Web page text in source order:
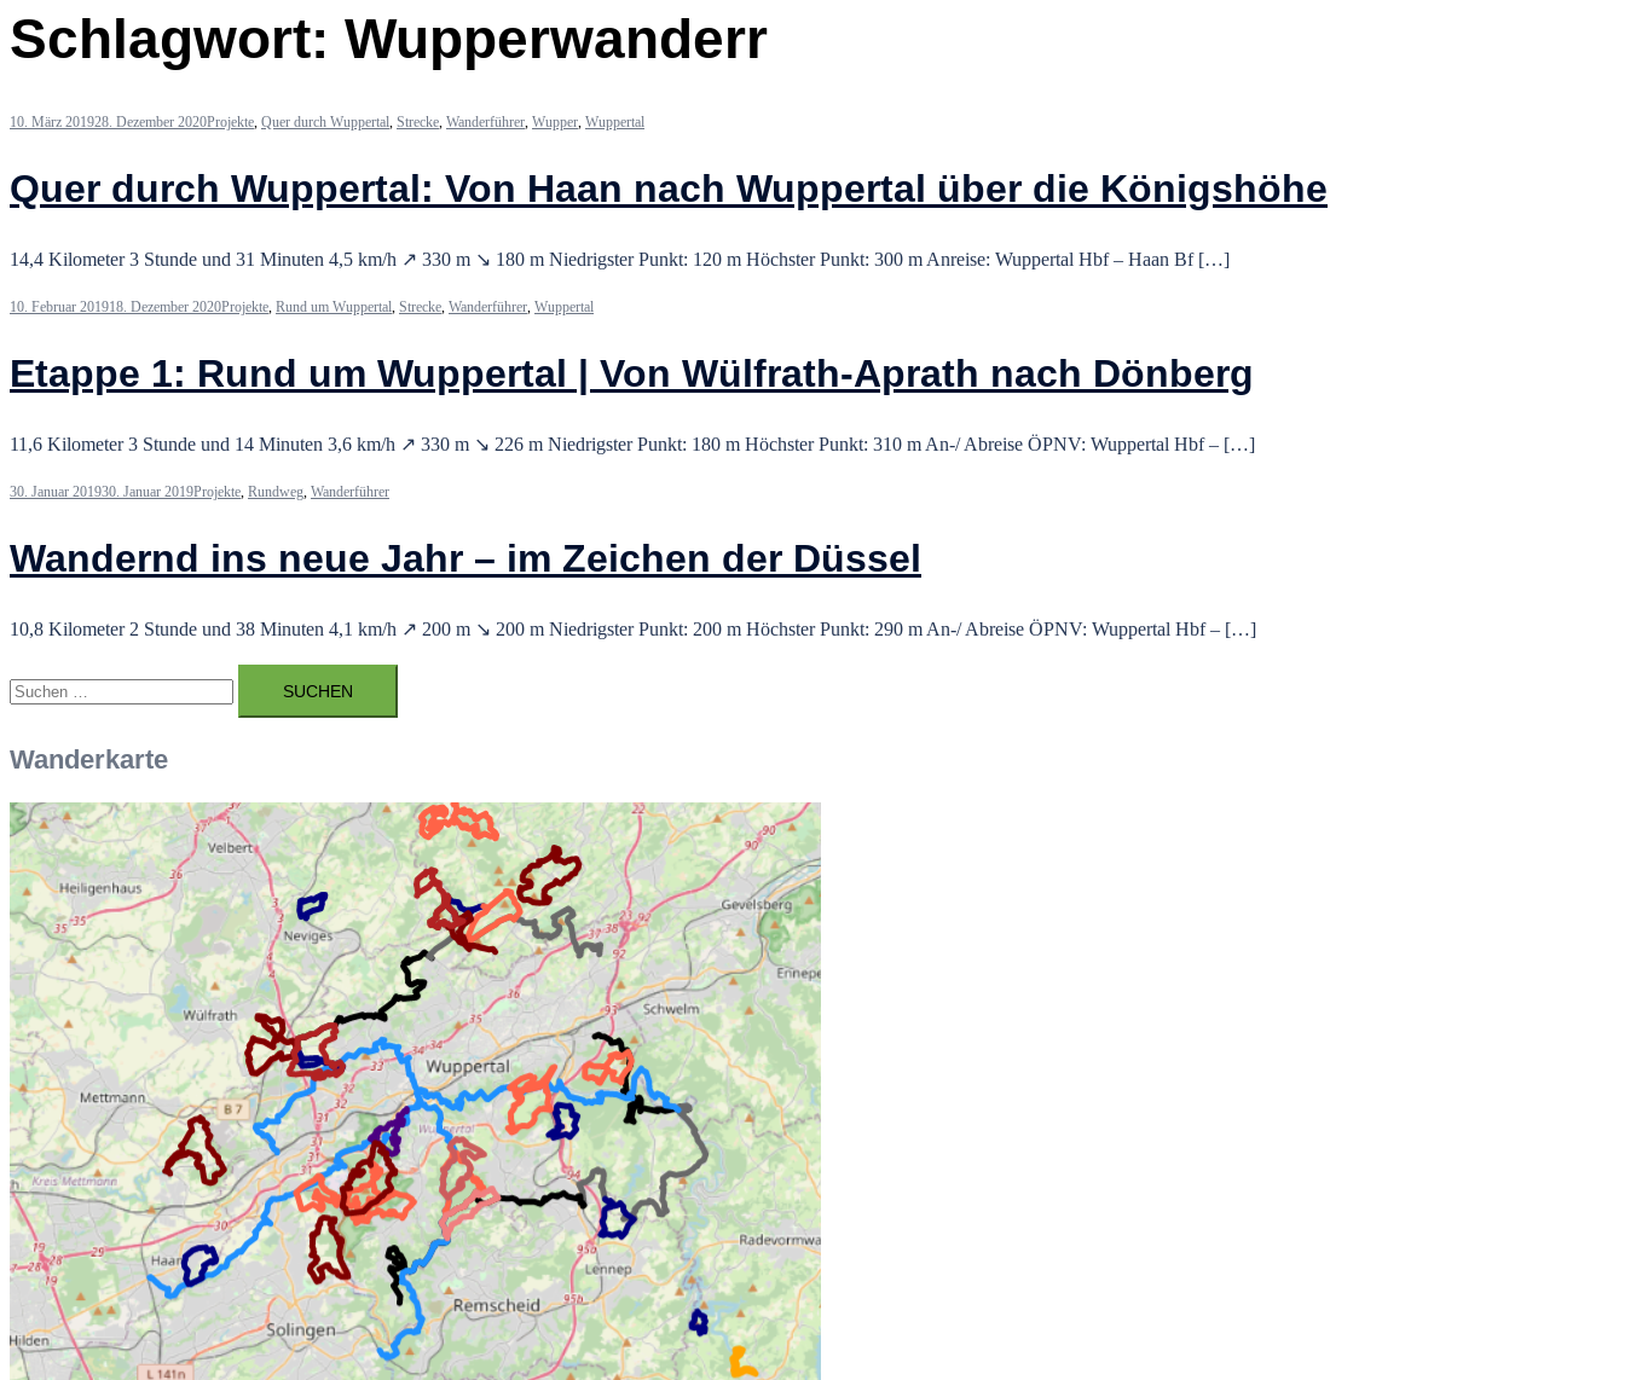
Schlagwort: Wupperwanderr
10. März 201928. Dezember 2020Projekte Quer durch Wuppertal Strecke Wanderführer Wupper Wuppertal
Quer durch Wuppertal: Von Haan nach Wuppertal über die Königshöhe
14,4 Kilometer 3 Stunde und 31 Minuten 4,5 km/h ↗ 330 m ↘ 180 m Niedrigster Punkt: 120 m Höchster Punkt: 300 m Anreise: Wuppertal Hbf – Haan Bf […]
10. Februar 201918. Dezember 2020Projekte Rund um Wuppertal Strecke Wanderführer Wuppertal
Etappe 1: Rund um Wuppertal | Von Wülfrath-Aprath nach Dönberg
11,6 Kilometer 3 Stunde und 14 Minuten 3,6 km/h ↗ 330 m ↘ 226 m Niedrigster Punkt: 180 m Höchster Punkt: 310 m An-/ Abreise ÖPNV: Wuppertal Hbf – […]
30. Januar 201930. Januar 2019Projekte, Rundweg, Wanderführer
Wandernd ins neue Jahr – im Zeichen der Düssel
10,8 Kilometer 2 Stunde und 38 Minuten 4,1 km/h ↗ 200 m ↘ 200 m Niedrigster Punkt: 200 m Höchster Punkt: 290 m An-/ Abreise ÖPNV: Wuppertal Hbf – […]
Suchen
nach:
Wanderkarte